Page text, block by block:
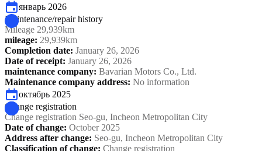
январь 2026
Maintenance/repair history
Mileage 29,939km
mileage: 29,939km
Completion date: January 26, 2026
Date of receipt: January 26, 2026
maintenance company: Bavarian Motors Co., Ltd.
Maintenance company address: No information
октябрь 2025
Change registration
Change registration Seo-gu, Incheon Metropolitan City
Date of change: October 2025
Address after change: Seo-gu, Incheon Metropolitan City
Classification of change: Change registration